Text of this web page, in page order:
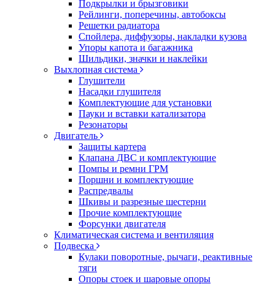
Подкрылки и брызговики
Рейлинги, поперечины, автобоксы
Решетки радиатора
Спойлера, диффузоры, накладки кузова
Упоры капота и багажника
Шильдики, значки и наклейки
Выхлопная система
Глушители
Насадки глушителя
Комплектующие для установки
Пауки и вставки катализатора
Резонаторы
Двигатель
Защиты картера
Клапана ДВС и комплектующие
Помпы и ремни ГРМ
Поршни и комплектующие
Распредвалы
Шкивы и разрезные шестерни
Прочие комплектующие
Форсунки двигателя
Климатическая система и вентиляция
Подвеска
Кулаки поворотные, рычаги, реактивные
тяги
Опоры стоек и шаровые опоры